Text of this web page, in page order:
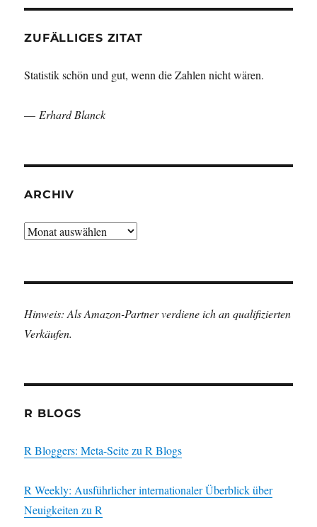
ZUFÄLLIGES ZITAT
Statistik schön und gut, wenn die Zahlen nicht wären.
—Erhard Blanck
ARCHIV
Archiv
Hinweis: Als Amazon-Partner verdiene ich an qualifizierten
Verkäufen.
R BLOGS
R Bloggers: Meta-Seite zu R Blogs
R Weekly: Ausführlicher internationaler Überblick über
Neuigkeiten zu R